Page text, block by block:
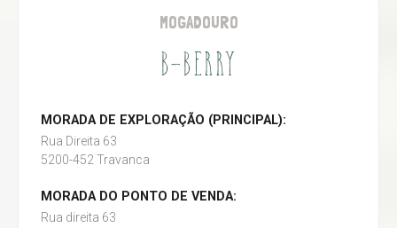
MOGADOURO
B-BERRY
MORADA DE EXPLORAÇÃO (PRINCIPAL):
Rua Direita 63
5200-452 Travanca
MORADA DO PONTO DE VENDA:
Rua direita 63